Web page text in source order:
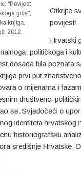
“Povijest
grba”,
knjiga,
2012.
Otkrijte
povijest!
Hrvatski
političkoga i
dosada bila poznata
prvi put
o mijenama i
društveno-
se. Svjedočeći o
identiteta hrvatskog
historiografsku
središnje Hrvatske,